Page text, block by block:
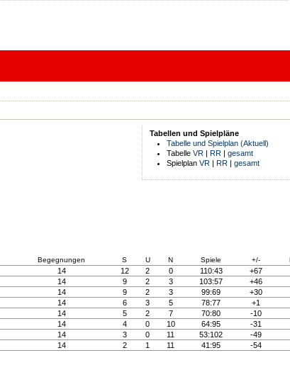
Tabellen und Spielpläne
Tabelle und Spielplan (Aktuell)
Tabelle VR | RR | gesamt
Spielplan VR | RR | gesamt
Begegnungen S U N Spiele +/-
14 12 2 0 110:43 +67
14 9 2 3 103:57 +46
14 9 2 3 99:69 +30
14 6 3 5 78:77 +1
14 5 2 7 70:80 -10
14 4 0 10 64:95 -31
14 3 0 11 53:102 -49
14 2 1 11 41:95 -54